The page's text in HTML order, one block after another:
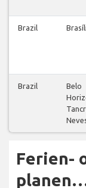
Brazil
Brazil
Belo
Ferien-